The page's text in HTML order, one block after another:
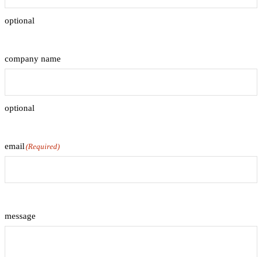
optional
company name
optional
email(Required)
message